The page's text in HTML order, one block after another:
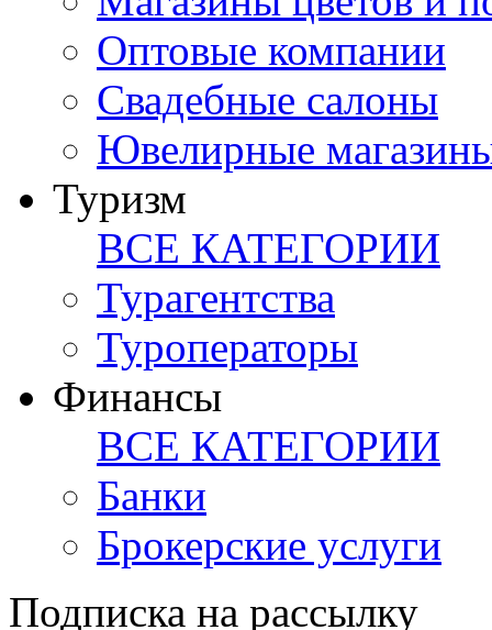
Оптовые компании
Свадебные салоны
Ювелирные
Туризм
ВСЕ КАТЕГОРИИ
Турагентства
Туроператоры
Финансы
ВСЕ КАТЕГОРИИ
Банки
Брокерские услуги
Подписка на рассылку